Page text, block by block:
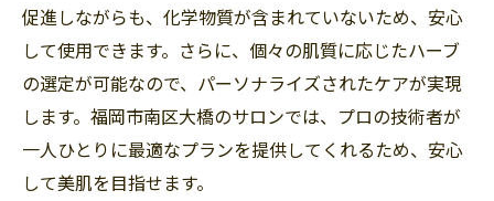
促進しながらも、化学物質が含まれていないため、安心
して使用できます。さらに、個々の肌質に応じたハーブ
の選定が可能なので、パーソナライズされたケアが実現
します。福岡市南区大橋のサロンでは、プロの技術者が
一人ひとりに最適なプランを提供してくれるため、安心
して美肌を目指せます。